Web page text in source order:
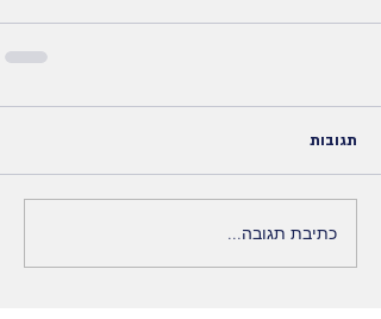
תגובות
כתיבת תגובה...